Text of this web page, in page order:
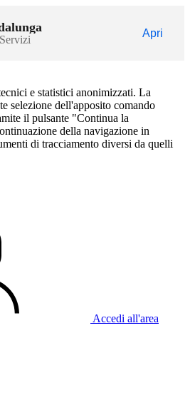
Apri
e statistici anonimizzati. La
selezione dell'apposito comando
il pulsante "Continua la
della navigazione in
di tracciamento diversi da quelli
Accedi all'area